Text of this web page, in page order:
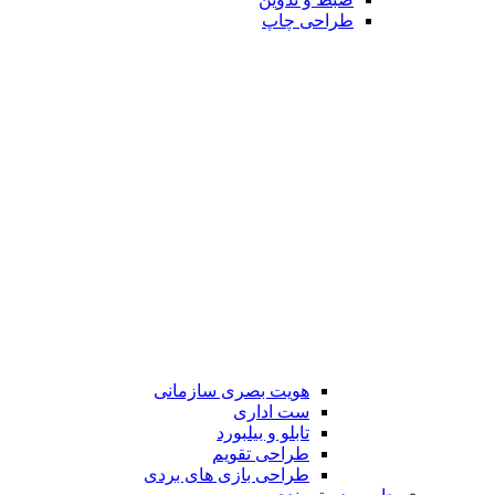
طراحی چاپ
هویت بصری سازمانی
ست اداری
تابلو و بیلبورد
طراحی تقویم
طراحی بازی های بردی